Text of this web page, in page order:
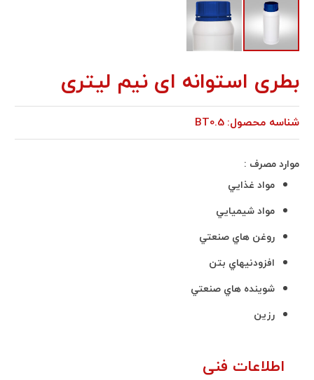
بطری استوانه ای نيم ليتری
شناسه محصول:BT0.5
موارد مصرف :
مواد غذايي
مواد شيميايي
روغن هاي صنعتي
افزودنيهاي بتن
شوينده هاي صنعتي
رزين
اطلاعات فنی